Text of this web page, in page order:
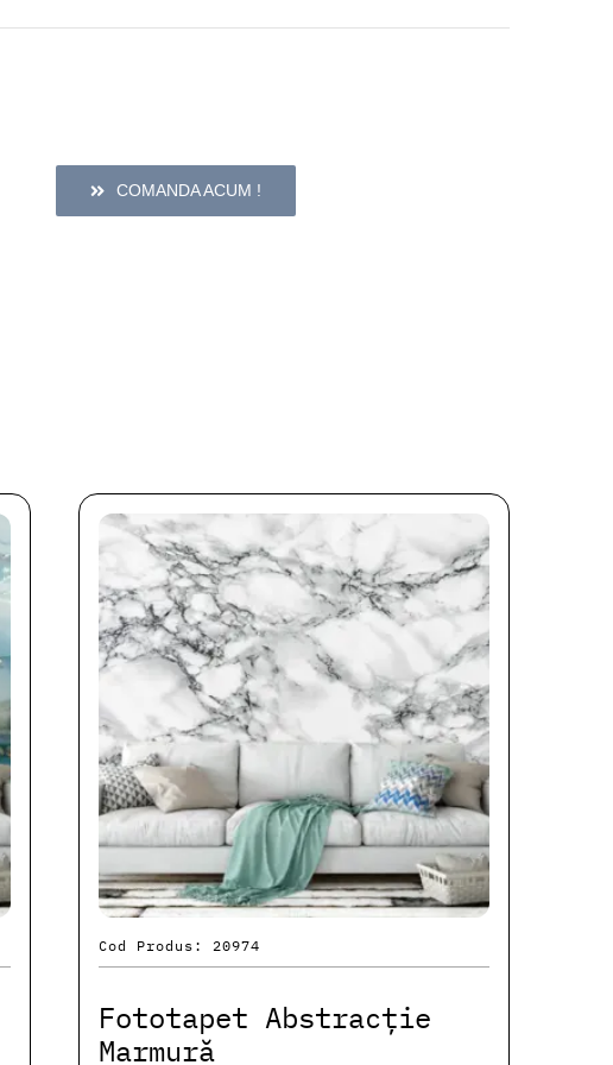
COMANDA ACUM !
Cod Produs: 20974
Fototapet Abstracție
Marmură